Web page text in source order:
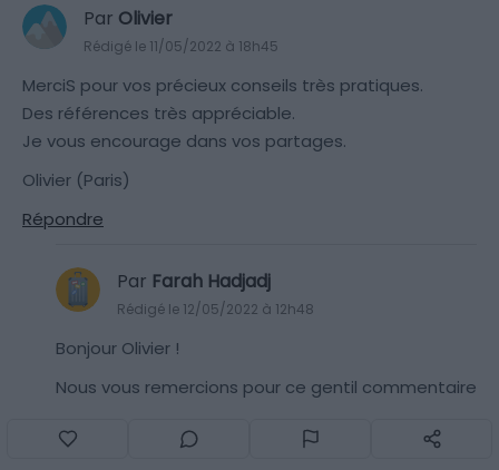
Par Olivier
Rédigé le 11/05/2022 à 18h45
MerciS pour vos précieux conseils très pratiques.
Des références très appréciable.
Je vous encourage dans vos partages.
Olivier (Paris)
Répondre
Par Farah Hadjadj
Rédigé le 12/05/2022 à 12h48
Bonjour Olivier !
Nous vous remercions pour ce gentil commentaire
qui vous sont utiles 🙂